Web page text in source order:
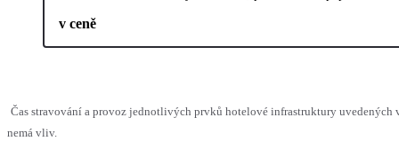
v ceně
Čas stravování a provoz jednotlivých prvků hotelové infrastruktury uvedených
nemá vliv.